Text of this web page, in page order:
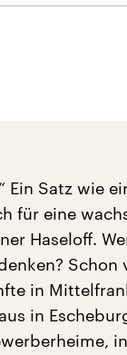
Ein Satz wie
für eine
Haseloff.
in
in